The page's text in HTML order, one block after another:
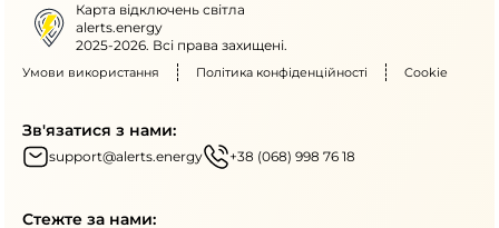
Карта відключень світла
alerts.energy
2025-2026. Всі права захищені.
Умови використання Політика конфіденційності Cookie
Зв'язатися з нами:
support@alerts.energy +38 (068) 998 76 18
Стежте за нами: